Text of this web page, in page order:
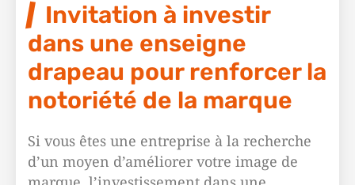
Invitation à investir
dans une enseigne
drapeau pour renforcer la
notoriété de la marque
Si vous êtes une entreprise à la recherche
d’un moyen d’améliorer votre image de